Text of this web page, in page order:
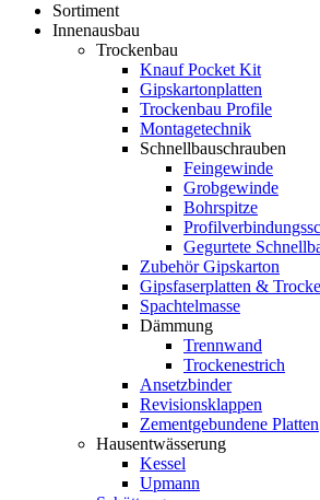
Sortiment
Innenausbau
Trockenbau
Knauf Pocket Kit
Gipskartonplatten
Trockenbau Profile
Montagetechnik
Schnellbauschrauben
Feingewinde
Grobgewinde
Bohrspitze
Gegurtete
Zubehör Gipskarton
Gipsfaserplatten &
Spachtelmasse
Dämmung
Trennwand
Trockenestrich
Ansetzbinder
Revisionsklappen
Zementgebundene Platten
Hausentwässerung
Kessel
Upmann